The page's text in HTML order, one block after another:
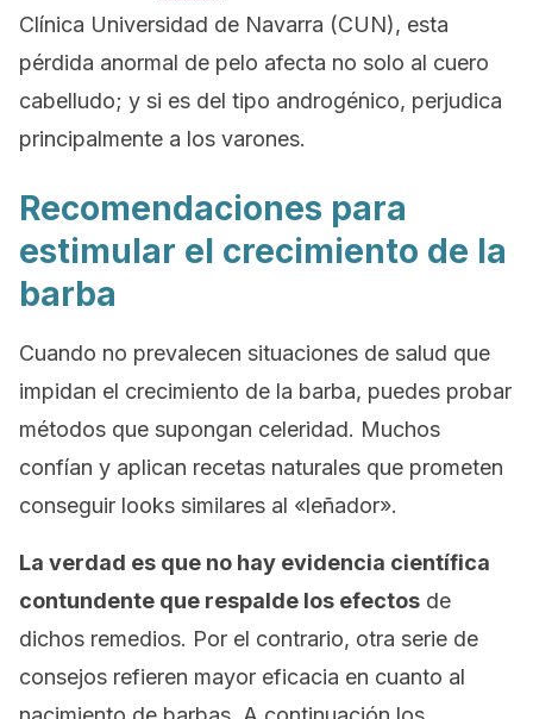
Clínica Universidad de Navarra (CUN), esta
pérdida anormal de pelo afecta no solo al cuero
cabelludo; y si es del tipo androgénico, perjudica
principalmente a los varones.
Recomendaciones para
estimular el crecimiento de la
barba
Cuando no prevalecen situaciones de salud que
impidan el crecimiento de la barba, puedes probar
métodos que supongan celeridad. Muchos
confían y aplican recetas naturales que prometen
conseguir looks similares al «leñador».
La verdad es que no hay evidencia científica
contundente que respalde los efectos de
dichos remedios. Por el contrario, otra serie de
consejos refieren mayor eficacia en cuanto al